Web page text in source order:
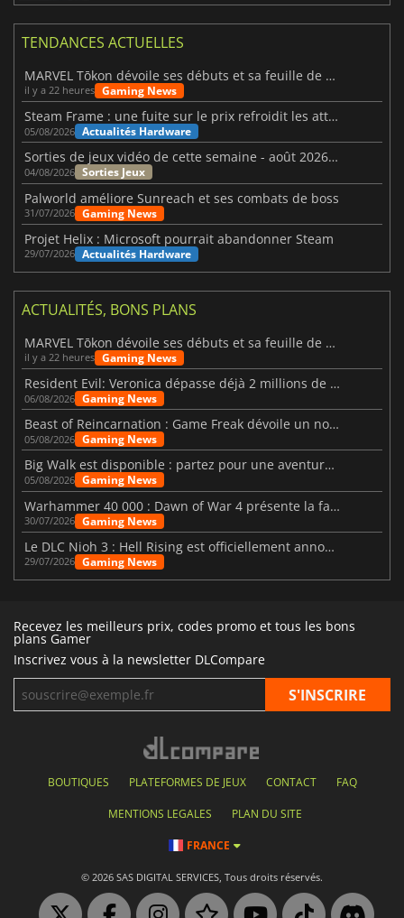
TENDANCES ACTUELLES
MARVEL Tōkon dévoile ses débuts et sa feuille de route
il y a 22 heures Gaming News
Steam Frame : une fuite sur le prix refroidit les attentes VR
05/08/2026 Actualités Hardware
Sorties de jeux vidéo de cette semaine - août 2026 (semaine 32)
04/08/2026 Sorties Jeux
Palworld améliore Sunreach et ses combats de boss
31/07/2026 Gaming News
Projet Helix : Microsoft pourrait abandonner Steam
29/07/2026 Actualités Hardware
ACTUALITÉS, BONS PLANS
MARVEL Tōkon dévoile ses débuts et sa feuille de route
il y a 22 heures Gaming News
Resident Evil: Veronica dépasse déjà 2 millions de wishlists
06/08/2026 Gaming News
Beast of Reincarnation : Game Freak dévoile un nouveau pari
05/08/2026 Gaming News
Big Walk est disponible : partez pour une aventure entre amis
05/08/2026 Gaming News
Warhammer 40 000 : Dawn of War 4 présente la faction des Nécrons
30/07/2026 Gaming News
Le DLC Nioh 3 : Hell Rising est officiellement annoncé
29/07/2026 Gaming News
Recevez les meilleurs prix, codes promo et tous les bons
plans Gamer
Inscrivez vous à la newsletter DLCompare
BOUTIQUES PLATEFORMES DE JEUX CONTACT FAQ
MENTIONS LEGALES PLAN DU SITE
FRANCE
© 2026 SAS DIGITAL SERVICES, Tous droits réservés.